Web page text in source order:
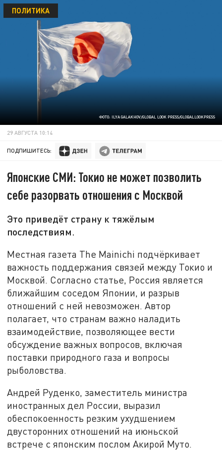
ФОТО: ILYA GALAKHOV/GLOBAL LOOK PRESS/GLOBALLOOKPRESS
ПОЛИТИКА
29 АВГУСТА 10:14
ПОДПИШИТЕСЬ:
Японские СМИ: Токио не может позволить
себе разорвать отношения с Москвой
Это приведёт страну к тяжёлым
последствиям.
Местная газета The Mainichi подчёркивает
важность поддержания связей между Токио и
Москвой. Согласно статье, Россия является
ближайшим соседом Японии, и разрыв
отношений с ней невозможен. Автор
полагает, что странам важно наладить
взаимодействие, позволяющее вести
обсуждение важных вопросов, включая
поставки природного газа и вопросы
рыболовства.
Андрей Руденко, заместитель министра
иностранных дел России, выразил
обеспокоенность резким ухудшением
двусторонних отношений на июньской
встрече с японским послом Акирой Муто.